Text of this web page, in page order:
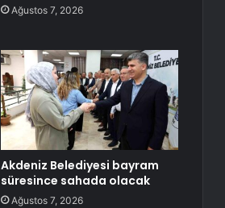
Ağustos 7, 2026
Akdeniz Belediyesi bayram
süresince sahada olacak
Ağustos 7, 2026